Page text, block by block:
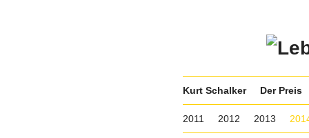
Kurt Schalker Der Preis
2011 2012 2013